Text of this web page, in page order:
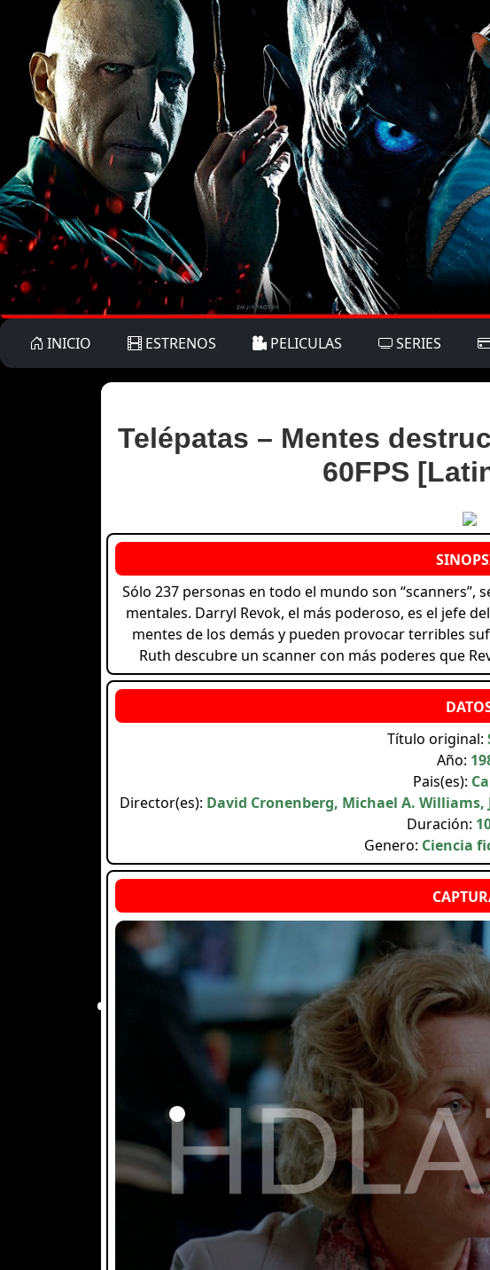
INICIO ESTRENOS PELICULAS SERIES
Telépatas – Mentes
60FPS
Sólo 237 personas en todo el mundo son
mentales. Darryl Revok, el más poderoso, es el jefe
mentes de los demás y pueden provocar terribles
Ruth descubre un scanner con más poderes que
Título original:
Año:
Pais(es):
Director(es): David Cronenberg, Michael A.
Duración:
Genero: Ciencia